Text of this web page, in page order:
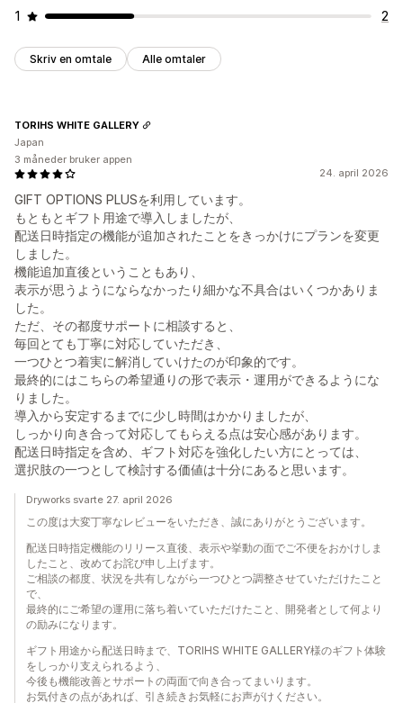
1
2
Skriv en omtale Alle omtaler
24. april 2026
GIFT OPTIONS PLUSを利用しています。
もともとギフト用途で導入しましたが、
配送日時指定の機能が追加されたことをきっかけにプランを変更
しました。
機能追加直後ということもあり、
表示が思うようにならなかったり細かな不具合はいくつかありま
した。
ただ、その都度サポートに相談すると、
毎回とても丁寧に対応していただき、
一つひとつ着実に解消していけたのが印象的です。
最終的にはこちらの希望通りの形で表示・運用ができるようにな
りました。
導入から安定するまでに少し時間はかかりましたが、
しっかり向き合って対応してもらえる点は安心感があります。
配送日時指定を含め、ギフト対応を強化したい方にとっては、
選択肢の一つとして検討する価値は十分にあると思います。
TORIHS WHITE GALLERY
Japan
3 måneder bruker appen
Dryworks svarte 27. april 2026
この度は大変丁寧なレビューをいただき、誠にありがとうございます。
配送日時指定機能のリリース直後、表示や挙動の面でご不便をおかけしま
したこと、改めてお詫び申し上げます。
ご相談の都度、状況を共有しながら一つひとつ調整させていただけたこと
で、
最終的にご希望の運用に落ち着いていただけたこと、開発者として何より
の励みになります。
ギフト用途から配送日時まで、TORIHS WHITE GALLERY様のギフト体験
をしっかり支えられるよう、
今後も機能改善とサポートの両面で向き合ってまいります。
お気付きの点があれば、引き続きお気軽にお声がけください。